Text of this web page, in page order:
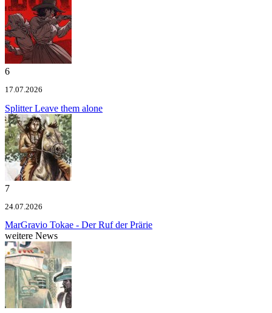
6
17.07.2026
SplitterLeave them alone
7
24.07.2026
MarGravio Tokae - Der Ruf der Prärie
weitere News